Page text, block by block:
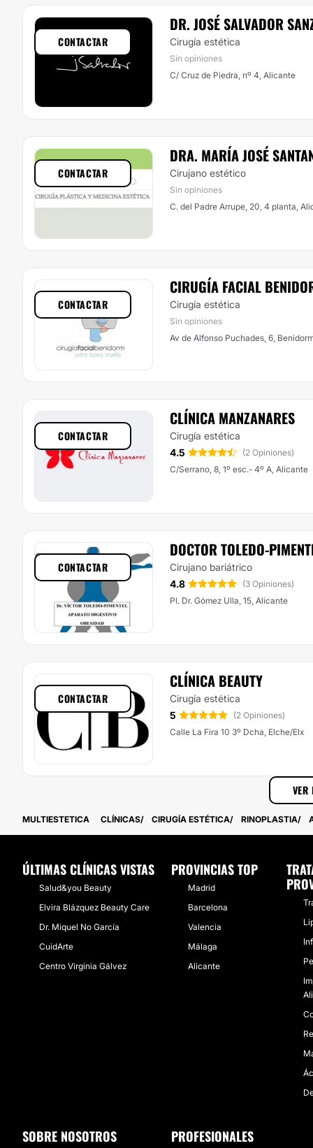
DR. JOSÉ SALVADOR
Cirugía estética
Sin opiniones
C/ Cruz de Piedra, nº 4, Alicante
CONTACTAR
DRA. MARÍA JOSÉ
Cirujano estético
Sin opiniones
C. del Padre Arrupe, 20, 4 planta,
CONTACTAR
CIRUGÍA FACIAL
Cirugía estética
Sin opiniones
Av de Alfonso Puchades, 6,
CONTACTAR
CLÍNICA MANZANARES
Cirugía estética
4.5
(2 Opiniones)
C/Serrano, 8, 1º esc.- 4º A, Alicante
CONTACTAR
DOCTOR TOLEDO-
Cirujano bariátrico
4.8
(3 Opiniones)
Pl. Dr. Gómez Ulla, 15, Alicante
CONTACTAR
CLÍNICA BEAUTY
Cirugía estética
5
(2 Opiniones)
Calle La Fira 10 3º Dcha, Elche/Elx
CONTACTAR
MULTIESTETICA CLÍNICAS CIRUGÍA ESTÉTICA RINOPLASTIA
ÚLTIMAS CLÍNICAS VISTAS
Salud&you Beauty
Elvira Blázquez Beauty Care
Dr. Miquel No García
CuidArte
Centro Virginia Gálvez
PROVINCIAS TOP
Madrid
Barcelona
Valencia
Málaga
Alicante
SOBRE NOSOTROS PROFESIONALES